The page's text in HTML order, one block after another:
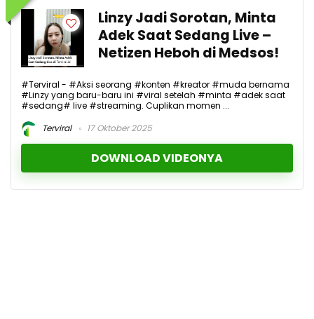
Linzy Jadi Sorotan, Minta
Adek Saat Sedang Live –
Netizen Heboh di Medsos!
#Terviral - #Aksi seorang #konten #kreator #muda bernama
#Linzy yang baru-baru ini #viral setelah #minta #adek saat
#sedang# live #streaming. Cuplikan momen ...
Terviral
17 Oktober 2025
DOWNLOAD VIDEONYA